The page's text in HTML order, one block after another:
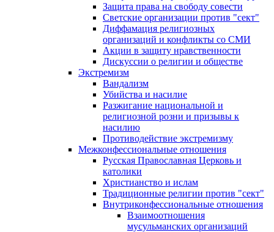
Защита права на свободу совести
Светские организации против "сект"
Диффамация религиозных
организаций и конфликты со СМИ
Акции в защиту нравственности
Дискуссии о религии и обществе
Экстремизм
Вандализм
Убийства и насилие
Разжигание национальной и
религиозной розни и призывы к
насилию
Противодействие экстремизму
Межконфессиональные отношения
Русская Православная Церковь и
католики
Христианство и ислам
Традиционные религии против "сект"
Внутриконфессиональные отношения
Взаимоотношения
мусульманских организаций